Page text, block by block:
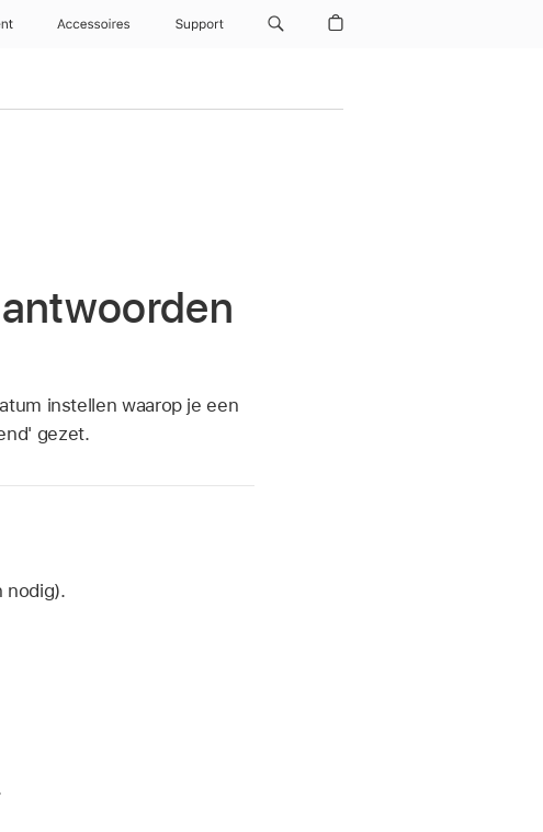
Accessoires Support
instellen waarop je een
gezet.
nodig).